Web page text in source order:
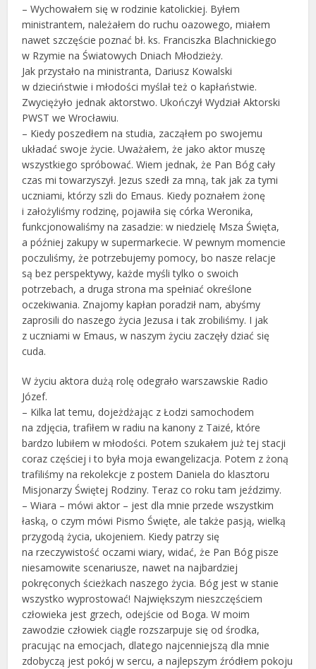
– Wychowałem się w rodzinie katolickiej. Byłem
ministrantem, należałem do ruchu oazowego, miałem
nawet szczęście poznać bł. ks. Franciszka Blachnickiego
w Rzymie na Światowych Dniach Młodzieży.
Jak przystało na ministranta, Dariusz Kowalski
w dzieciństwie i młodości myślał też o kapłaństwie.
Zwyciężyło jednak aktorstwo. Ukończył Wydział Aktorski
PWST we Wrocławiu.
– Kiedy poszedłem na studia, zacząłem po swojemu
układać swoje życie. Uważałem, że jako aktor muszę
wszystkiego spróbować. Wiem jednak, że Pan Bóg cały
czas mi towarzyszył. Jezus szedł za mną, tak jak za tymi
uczniami, którzy szli do Emaus. Kiedy poznałem żonę
i założyliśmy rodzinę, pojawiła się córka Weronika,
funkcjonowaliśmy na zasadzie: w niedzielę Msza Święta,
a później zakupy w supermarkecie. W pewnym momencie
poczuliśmy, że potrzebujemy pomocy, bo nasze relacje
są bez perspektywy, każde myśli tylko o swoich
potrzebach, a druga strona ma spełniać określone
oczekiwania. Znajomy kapłan poradził nam, abyśmy
zaprosili do naszego życia Jezusa i tak zrobiliśmy. I jak
z uczniami w Emaus, w naszym życiu zaczęły dziać się
cuda.
W życiu aktora dużą rolę odegrało warszawskie Radio
Józef.
– Kilka lat temu, dojeżdżając z Łodzi samochodem
na zdjęcia, trafiłem w radiu na kanony z Taizé, które
bardzo lubiłem w młodości. Potem szukałem już tej stacji
coraz częściej i to była moja ewangelizacja. Potem z żoną
trafiliśmy na rekolekcje z postem Daniela do klasztoru
Misjonarzy Świętej Rodziny. Teraz co roku tam jeździmy.
– Wiara – mówi aktor – jest dla mnie przede wszystkim
łaską, o czym mówi Pismo Święte, ale także pasją, wielką
przygodą życia, ukojeniem. Kiedy patrzy się
na rzeczywistość oczami wiary, widać, że Pan Bóg pisze
niesamowite scenariusze, nawet na najbardziej
pokręconych ścieżkach naszego życia. Bóg jest w stanie
wszystko wyprostować! Największym nieszczęściem
człowieka jest grzech, odejście od Boga. W moim
zawodzie człowiek ciągle rozszarpuje się od środka,
pracując na emocjach, dlatego najcenniejszą dla mnie
zdobyczą jest pokój w sercu, a najlepszym źródłem pokoju